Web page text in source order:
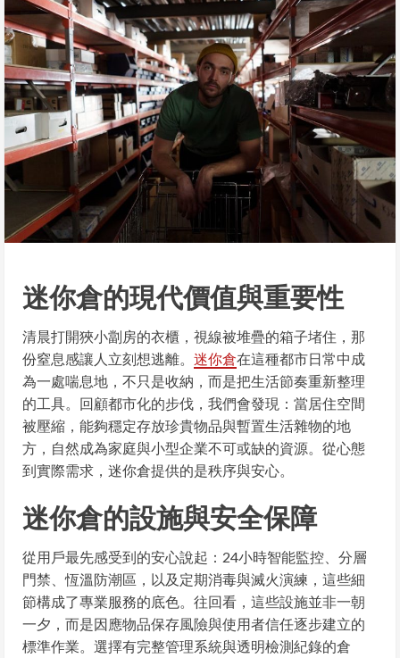
迷你倉的現代價值與重要性
清晨打開狹小劏房的衣櫃，視線被堆疊的箱子堵住，那
份窒息感讓人立刻想逃離。 迷你倉在這種都市日常中成
為一處喘息地，不只是收納，而是把生活節奏重新整理
的工具。回顧都市化的步伐，我們會發現：當居住空間
被壓縮，能夠穩定存放珍貴物品與暫置生活雜物的地
方，自然成為家庭與小型企業不可或缺的資源。從心態
到實際需求，迷你倉提供的是秩序與安心。
迷你倉的設施與安全保障
從用戶最先感受到的安心說起：24小時智能監控、分層
門禁、恆溫防潮區，以及定期消毒與滅火演練，這些細
節構成了專業服務的底色。往回看，這些設施並非一朝
一夕，而是因應物品保存風險與使用者信任逐步建立的
標準作業。選擇有完整管理系統與透明檢測紀錄的倉